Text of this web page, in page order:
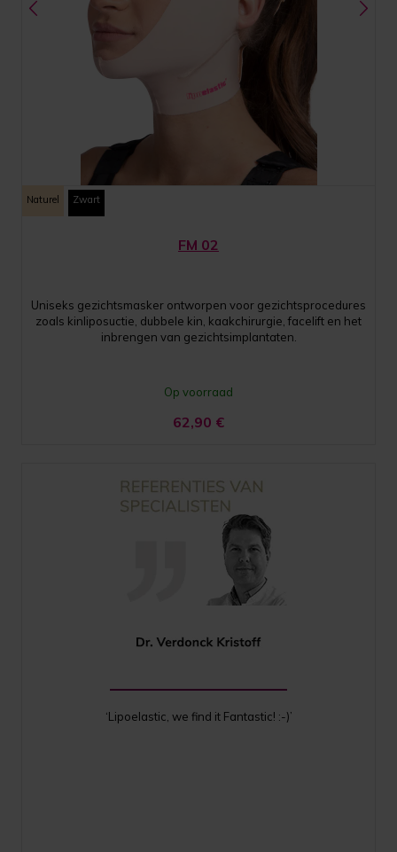
Naturel Zwart
FM 02
Uniseks gezichtsmasker ontworpen voor gezichtsprocedures
zoals kinliposuctie, dubbele kin, kaakchirurgie, facelift en het
inbrengen van gezichtsimplantaten.
Op voorraad
62,90 €
‘Lipoelastic, we find it Fantastic! :-)’